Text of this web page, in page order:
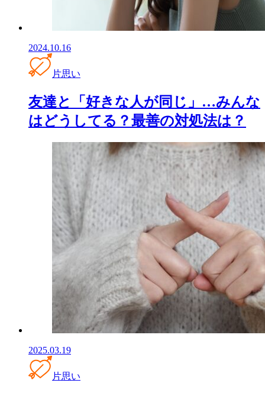
2024.10.16
片思い
友達と「好きな人が同じ」…みんな
はどうしてる？最善の対処法は？
2025.03.19
片思い